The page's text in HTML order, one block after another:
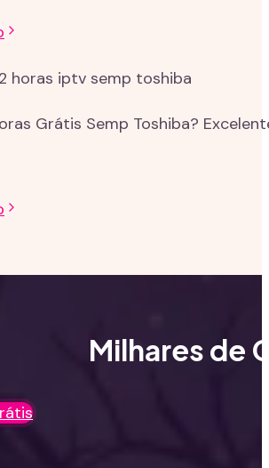
Grátis Semp Toshiba?
Milhares de